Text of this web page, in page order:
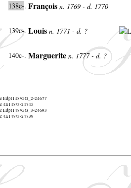
138c-. François n. 1769 - d. 1770
139c-. Louis n. 1771 - d. ?
140c-. Marguerite n. 1777 - d. ?
Edpt148/GG_2-24677
4E148/3-24745
Edpt148/GG_3-24693
4E148/3-24739